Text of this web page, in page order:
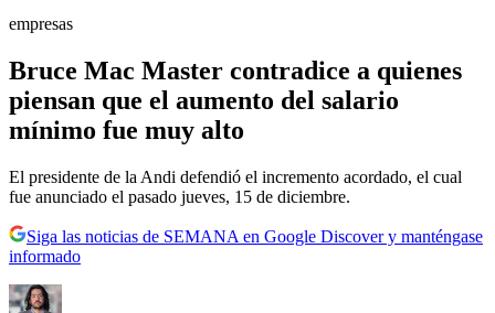
empresas
Bruce Mac Master contradice a quienes
piensan que el aumento del salario
mínimo fue muy alto
El presidente de la Andi defendió el incremento acordado, el cual
fue anunciado el pasado jueves, 15 de diciembre.
Siga las noticias de SEMANA en Google Discover y manténgase
informado